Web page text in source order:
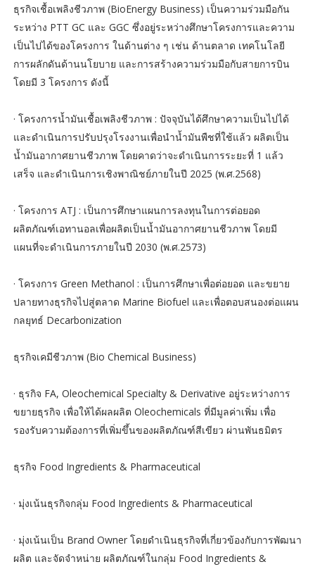
ธุรกิจเชื้อเพลิงชีวภาพ (BioEnergy Business) เป็นความร่วมมือกัน
ระหว่าง PTT GC และ GGC ซึ่งอยู่ระหว่างศึกษาโครงการและความ
เป็นไปได้ของโครงการ ในด้านต่าง ๆ เช่น ด้านตลาด เทคโนโลยี
การผลักดันด้านนโยบาย และการสร้างความร่วมมือกับสายการบิน
โดยมี 3 โครงการ ดังนี้
· โครงการน้ำมันเชื้อเพลิงชีวภาพ : ปัจจุบันได้ศึกษาความเป็นไปได้
และดำเนินการปรับปรุงโรงงานเพื่อนำน้ำมันพืชที่ใช้แล้ว ผลิตเป็น
น้ำมันอากาศยานชีวภาพ โดยคาดว่าจะดำเนินการระยะที่ 1 แล้ว
เสร็จ และดำเนินการเชิงพาณิชย์ภายในปี 2025 (พ.ศ.2568)
· โครงการ ATJ : เป็นการศึกษาแผนการลงทุนในการต่อยอด
ผลิตภัณฑ์เอทานอลเพื่อผลิตเป็นน้ำมันอากาศยานชีวภาพ โดยมี
แผนที่จะดำเนินการภายในปี 2030 (พ.ศ.2573)
· โครงการ Green Methanol : เป็นการศึกษาเพื่อต่อยอด และขยาย
ปลายทางธุรกิจไปสู่ตลาด Marine Biofuel และเพื่อตอบสนองต่อแผน
กลยุทธ์ Decarbonization
ธุรกิจเคมีชีวภาพ (Bio Chemical Business)
· ธุรกิจ FA, Oleochemical Specialty & Derivative อยู่ระหว่างการ
ขยายธุรกิจ เพื่อให้ได้ผลผลิต Oleochemicals ที่มีมูลค่าเพิ่ม เพื่อ
รองรับความต้องการที่เพิ่มขึ้นของผลิตภัณฑ์สีเขียว ผ่านพันธมิตร
ธุรกิจ Food Ingredients & Pharmaceutical
· มุ่งเน้นธุรกิจกลุ่ม Food Ingredients & Pharmaceutical
· มุ่งเน้นเป็น Brand Owner โดยดำเนินธุรกิจที่เกี่ยวข้องกับการพัฒนา
ผลิต และจัดจำหน่าย ผลิตภัณฑ์ในกลุ่ม Food Ingredients &